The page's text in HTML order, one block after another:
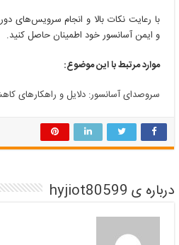
با رعایت نکات بالا و انجام سرویس‌های
و ایمن آسانسور خود اطمینان حاصل کنید.
موارد مرتبط با این موضوع:
سروصدای آسانسور: دلایل و راهکارهای
درباره ی hyjiot80599